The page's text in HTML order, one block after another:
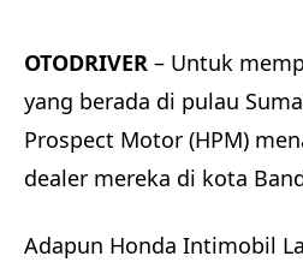
OTODRIVER – Untuk
yang berada di pulau
Prospect Motor (HPM)
dealer mereka di kota
Adapun Honda Intimobil